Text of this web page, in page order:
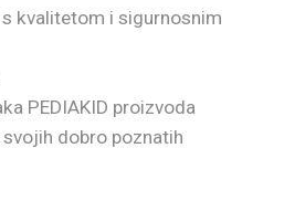
kvalitetom i sigurnosnim
PEDIAKID proizvoda
dobro poznatih